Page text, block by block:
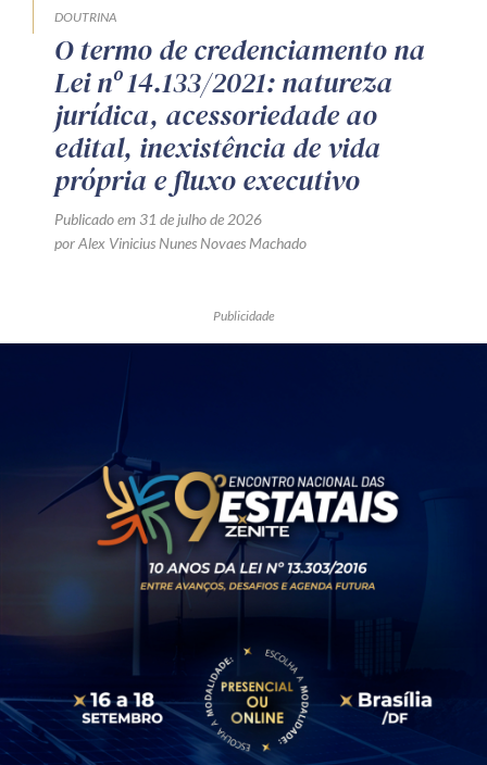
DOUTRINA
O termo de credenciamento na
Lei nº 14.133/2021: natureza
jurídica, acessoriedade ao
edital, inexistência de vida
própria e fluxo executivo
Publicado em 31 de julho de 2026
por Alex Vinicius Nunes Novaes Machado
Publicidade